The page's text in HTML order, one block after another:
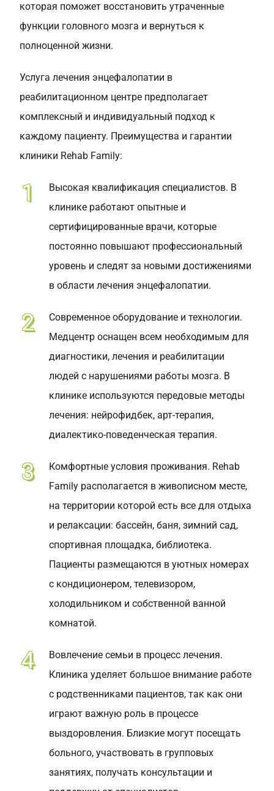
которая поможет восстановить утраченные
функции головного мозга и вернуться к
полноценной жизни.
Услуга лечения энцефалопатии в
реабилитационном центре предполагает
комплексный и индивидуальный подход к
каждому пациенту. Преимущества и гарантии
клиники Rehab Family:
Высокая квалификация специалистов. В
клинике работают опытные и
сертифицированные врачи, которые
постоянно повышают профессиональный
уровень и следят за новыми достижениями
в области лечения энцефалопатии.
Современное оборудование и технологии.
Медцентр оснащен всем необходимым для
диагностики, лечения и реабилитации
людей с нарушениями работы мозга. В
клинике используются передовые методы
лечения: нейрофидбек, арт-терапия,
диалектико-поведенческая терапия.
Комфортные условия проживания. Rehab
Family располагается в живописном месте,
на территории которой есть все для отдыха
и релаксации: бассейн, баня, зимний сад,
спортивная площадка, библиотека.
Пациенты размещаются в уютных номерах
с кондиционером, телевизором,
холодильником и собственной ванной
комнатой.
Вовлечение семьи в процесс лечения.
Клиника уделяет большое внимание работе
с родственниками пациентов, так как они
играют важную роль в процессе
выздоровления. Близкие могут посещать
больного, участвовать в групповых
занятиях, получать консультации и